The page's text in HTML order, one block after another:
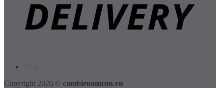
Copyright 2026 © cambienomron.vn